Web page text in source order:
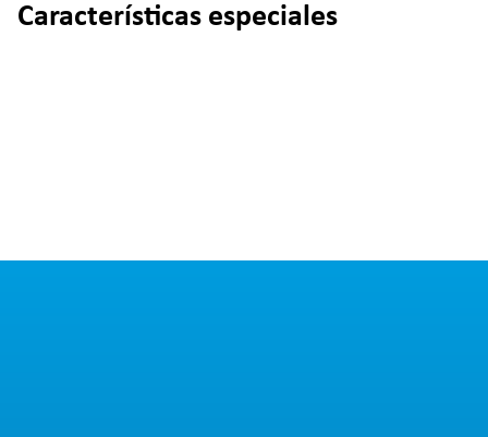
Características especiales